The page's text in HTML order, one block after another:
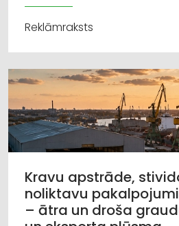
Reklāmraksts
Kravu apstrāde,
noliktavu
– ātra un droša